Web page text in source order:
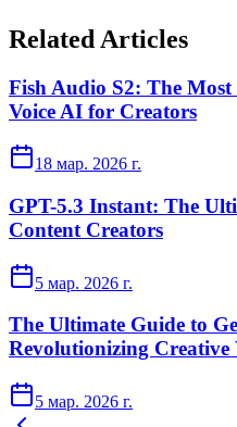
Related Articles
Fish Audio S2: The Most
Voice AI for Creators
18 мар. 2026 г.
GPT-5.3 Instant: The
Content Creators
5 мар. 2026 г.
The Ultimate Guide to
Revolutionizing Creative
5 мар. 2026 г.